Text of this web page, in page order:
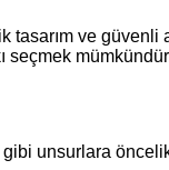
ve güvenli
unsurlara